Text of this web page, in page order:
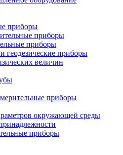
приборы
приборы
приборы
геодезические приборы
величин
приборы
окружающей среды
приборы